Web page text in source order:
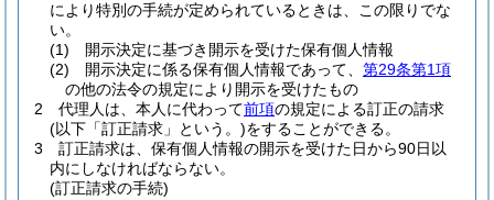
により特別の手続が定められているときは、この限りでな
い。
(1)
開示決定に基づき開示を受けた保有個人情報
(2)
開示決定に係る保有個人情報であって、 第29条第1項
の他の法令の規定により開示を受けたもの
2
代理人は、本人に代わって前項の規定による訂正の請求
(以下「訂正請求」という。)をすることができる。
3
訂正請求は、保有個人情報の開示を受けた日から90日以
内にしなければならない。
(訂正請求の手続)